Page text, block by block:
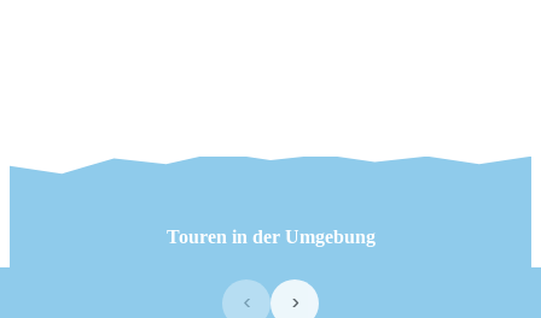
Touren in der Umgebung
‹ ›